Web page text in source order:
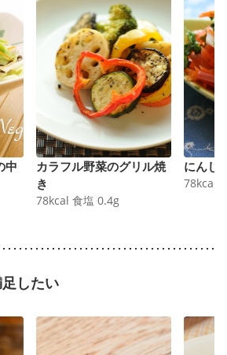
中
カラフル野菜のグリル焼
き
78kcal 食塩 0.4g
にんじ
78kcal
したい